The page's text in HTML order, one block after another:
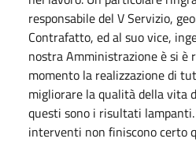
responsabile del V Servizio,
Contrafatto, ed al suo vice,
nostra Amministrazione è si è
momento la realizzazione di
migliorare la qualità della vita
questi sono i risultati
interventi non finiscono certo